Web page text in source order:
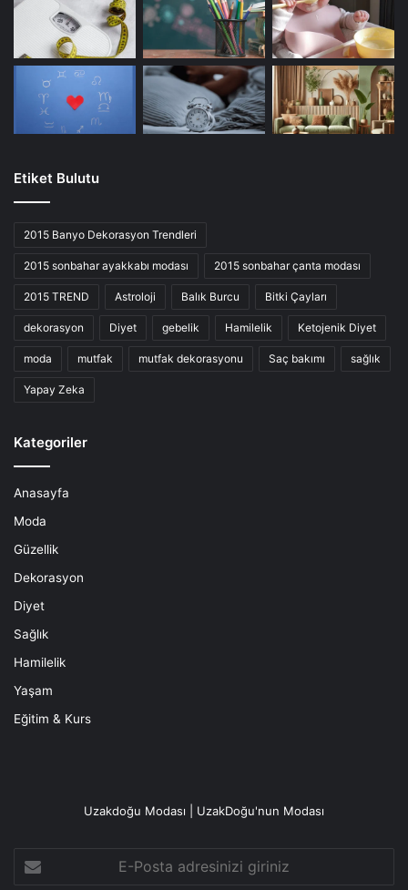
Etiket Bulutu
2015 Banyo Dekorasyon Trendleri
2015 sonbahar ayakkabı modası 2015 sonbahar çanta modası
2015 TREND Astroloji Balık Burcu Bitki Çayları
dekorasyon Diyet gebelik Hamilelik Ketojenik Diyet
moda mutfak mutfak dekorasyonu Saç bakımı sağlık
Yapay Zeka
Kategoriler
Anasayfa
Moda
Güzellik
Dekorasyon
Diyet
Sağlık
Hamilelik
Yaşam
Eğitim & Kurs
Uzakdoğu Modası | UzakDoğu'nun Modası
Posta